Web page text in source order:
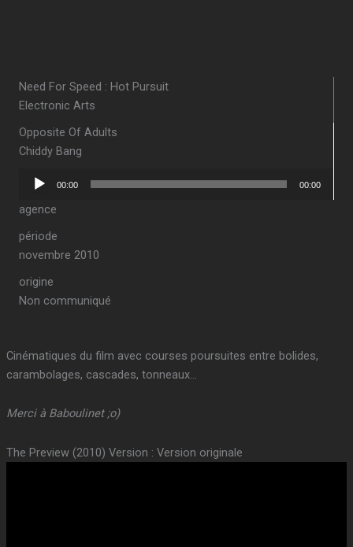
Need For Speed : Hot Pursuit
Electronic Arts
Opposite Of Adults
Chiddy Bang
Lecteur
00:00 00:00
agence
période
novembre 2010
origine
Non communiqué
Cinématiques du film avec courses poursuites entre bolides,
carambolages, cascades, tonneaux…
Merci à Baboulinet ;o)
The Preview (2010) Version : Version originale